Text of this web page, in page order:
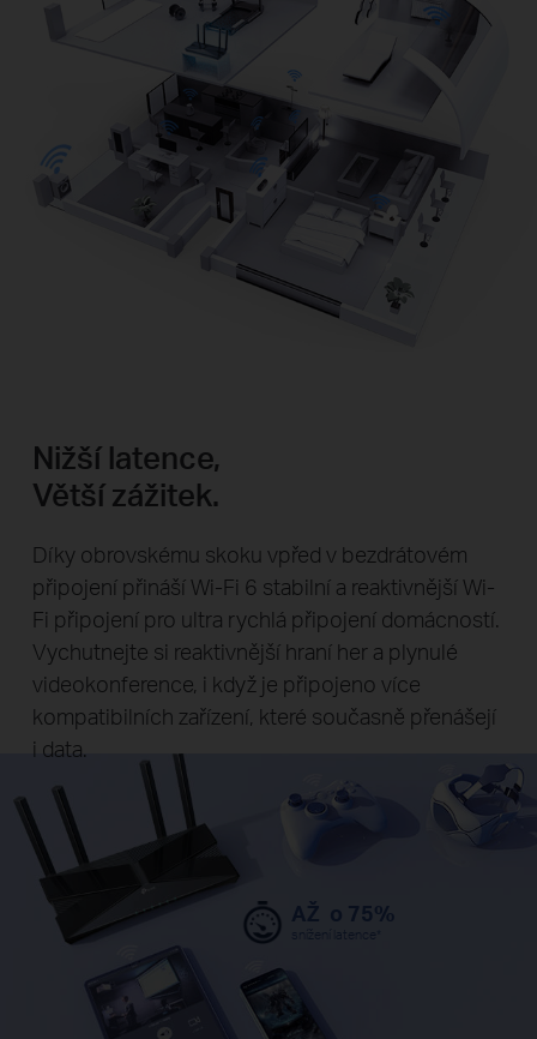
Nižší latence,
Větší zážitek.
Díky obrovskému skoku vpřed v bezdrátovém
připojení přináší Wi-Fi 6 stabilní a reaktivnější Wi-
Fi připojení pro ultra rychlá připojení domácností.
Vychutnejte si reaktivnější hraní her a plynulé
videokonference, i když je připojeno více
kompatibilních zařízení, které současně přenášejí
i data.
AŽ o 75%
snížení latence